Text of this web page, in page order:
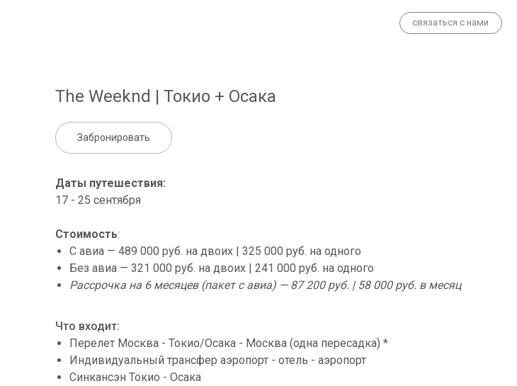
The Weeknd | Токио + Осака
Забронировать
Даты путешествия:
17 - 25 сентября
Стоимость:
С авиа — 489 000 руб. на двоих | 325 000 руб. на одного
Без авиа — 321 000 руб. на двоих | 241 000 руб. на одного
Рассрочка на 6 месяцев (пакет с авиа) — 87 200 руб. | 58 000 руб. в месяц
Что входит:
Перелет Москва - Токио/Осака - Москва (одна пересадка) *
Индивидуальный трансфер аэропорт - отель - аэропорт
Синкансэн Токио - Осака